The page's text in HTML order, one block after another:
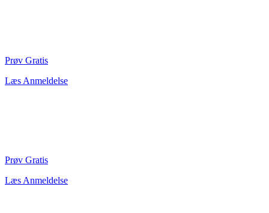
Prøv Gratis
Læs Anmeldelse
Prøv Gratis
Læs Anmeldelse